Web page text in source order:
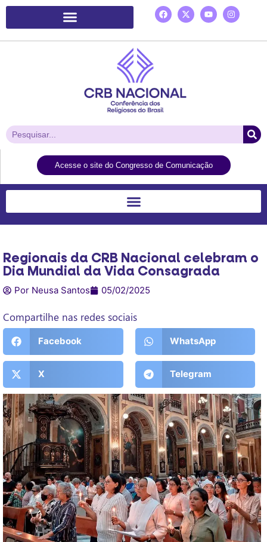
Acesse o site do Congresso de Comunicação
Regionais da CRB Nacional celebram o
Dia Mundial da Vida Consagrada
Por Neusa Santos 05/02/2025
Compartilhe nas redes sociais
Facebook WhatsApp
X Telegram